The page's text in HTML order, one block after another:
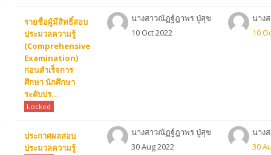
รายชื่อผู้มีสิทธิ์สอบ
ประมวลความรู้
(Comprehensive
Examination)
ก่อนสำเร็จการ
ศึกษา นักศึกษา
ระดับปร...
Locked
นางสาวณัฏฐ์ฎาพร ปู่สุข
10 Oct 2022
นาง
10
ประกาศผลสอบ
ประมวลความรู้
นางสาวณัฏฐ์ฎาพร ปู่สุข
30 Aug 2022
นาง
30